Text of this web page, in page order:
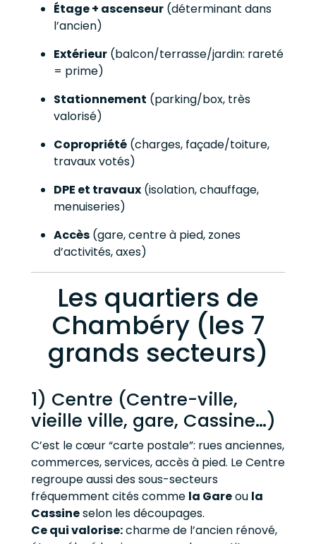
Étage + ascenseur (déterminant dans
l’ancien)
Extérieur (balcon/terrasse/jardin: rareté
= prime)
Stationnement (parking/box, très
valorisé)
Copropriété (charges, façade/toiture,
travaux votés)
DPE et travaux (isolation, chauffage,
menuiseries)
Accès (gare, centre à pied, zones
d’activités, axes)
Les quartiers de
Chambéry (les 7
grands secteurs)
1) Centre (Centre-ville,
vieille ville, gare, Cassine…)
C’est le cœur “carte postale”: rues anciennes,
commerces, services, accès à pied. Le Centre
regroupe aussi des sous-secteurs
fréquemment cités comme la Gareou la
Cassineselon les découpages.
Ce qui valorise:charme de l’ancien rénové,